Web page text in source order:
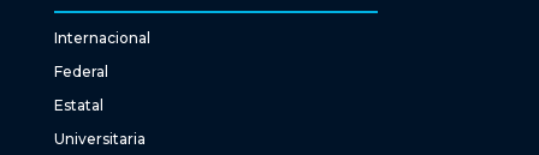
Internacional
Federal
Estatal
Universitaria